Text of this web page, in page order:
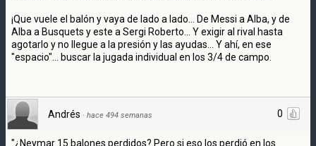
¡Que vuele el balón y vaya de lado a lado... De Messi a Alba, y de
Alba a Busquets y este a Sergi Roberto... Y exigir al rival hasta
agotarlo y no llegue a la presión y las ayudas... Y ahí, en ese
"espacio"... buscar la jugada individual en los 3/4 de campo.
0
Andrés · hace 494 semanas
"¿Neymar 15 balones perdidos? Pero si eso los perdió en los